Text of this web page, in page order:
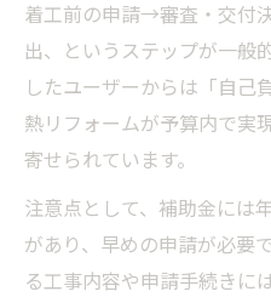
着工前の申請→審査・交付
出、というステップが一般
したユーザーからは「自己
熱リフォームが予算内で実
寄せられています。
注意点として、補助金には
があり、早めの申請が必要
る工事内容や申請手続きに